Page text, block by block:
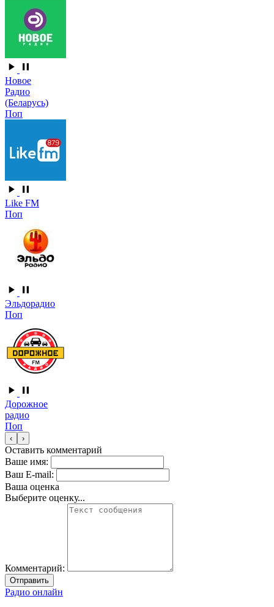
Новое
Радио
(Беларусь)
Поп
Like FM
Поп
Эльдорадио
Поп
Дорожное
радио
Поп
‹ ›
Оставить комментарий
Ваше имя:
Ваш E-mail:
Ваша оценка
Выберите оценку...
Комментарий:
Отправить
Радио онлайн